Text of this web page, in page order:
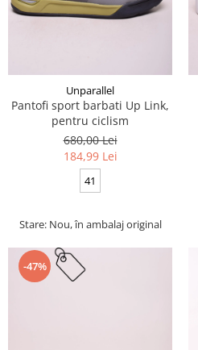
Unparallel
Pantofi sport barbati Up Link,
pentru ciclism
680,00 Lei
184,99 Lei
41
Stare: Nou, în ambalaj original
-47%